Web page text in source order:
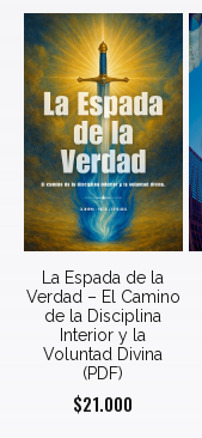
La Espada de la
Verdad – El Camino
de la Disciplina
Interior y la
Voluntad Divina
(PDF)
$21.000